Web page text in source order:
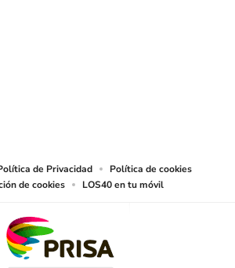
de Privacidad
Política de cookies
de cookies
LOS40 en tu móvil